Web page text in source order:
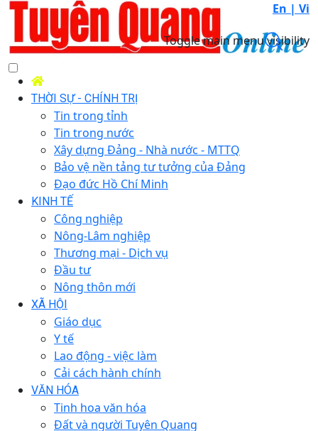
En | Vi
Toggle main menu visibility
THỜI SỰ - CHÍNH TRỊ
Tin trong tỉnh
Tin trong nước
Xây dựng Đảng - Nhà nước - MTTQ
Bảo vệ nền tảng tư tưởng của Đảng
Đạo đức Hồ Chí Minh
KINH TẾ
Công nghiệp
Nông-Lâm nghiệp
Thương mại - Dịch vụ
Đầu tư
Nông thôn mới
XÃ HỘI
Giáo dục
Y tế
Lao động - việc làm
Cải cách hành chính
VĂN HÓA
Tinh hoa văn hóa
Đất và người Tuyên Quang